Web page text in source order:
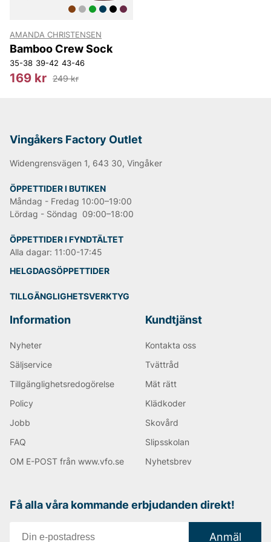
hemsida*
Happy shopping önskar vi på Vingåkers Factory
Outlet AB!
Andra populära varumärken:
LEE
NN07
Tiger of Sweden
Replay
Oscar Jacobson
AMANDA CHRISTENSEN
Bamboo Crew Sock
35-38 39-42 43-46
169 kr 249 kr
Vingåkers Factory Outlet
Widengrensvägen 1, 643 30, Vingåker
ÖPPETTIDER I BUTIKEN
Måndag - Fredag 10:00–19:00
Lördag - Söndag 09:00–18:00
ÖPPETTIDER I FYNDTÄLTET
Alla dagar: 11:00-17:45
HELGDAGSÖPPETTIDER
TILLGÄNGLIGHETSVERKTYG
Information
Nyheter
Säljservice
Tillgänglighetsredogörelse
Policy
Jobb
FAQ
OM E-POST från www.vfo.se
Kundtjänst
Kontakta oss
Tvättråd
Mät rätt
Klädkoder
Skovård
Slipsskolan
Nyhetsbrev
Få alla våra kommande erbjudanden direkt!
Anmäl